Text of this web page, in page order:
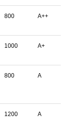
800 А++
1000 А+
800 А
1200 А